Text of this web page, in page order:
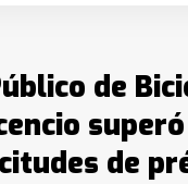
de
de